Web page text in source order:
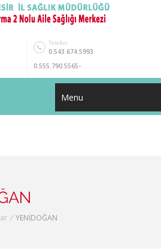
Telefon
0.543.674.5993
0.555.790.5565-
0.551.986.1176
Menu
/ YENİDOĞAN